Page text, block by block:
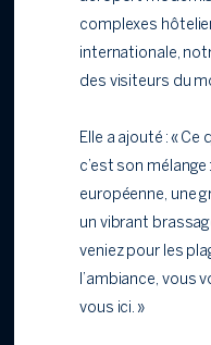
complexes
internationale,
des visiteurs du
Elle a ajouté : «
c’est son mélange
européenne, une
un vibrant
veniez pour les
l’ambiance, vous
vous ici. »